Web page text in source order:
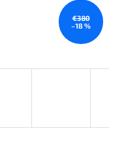
€380
–18 %